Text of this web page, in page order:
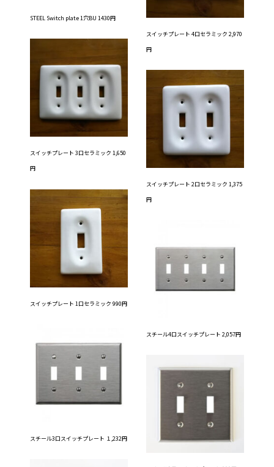
STEEL Switch plate 1穴BU 1430円
スイッチプレート 4口セラミック 2,970
円
スイッチプレート 3口セラミック 1,650
円
スイッチプレート 2口セラミック 1,375
円
スイッチプレート 1口セラミック 990円
スチール4口スイッチプレート 2,057円
スチール3口スイッチプレート １,232円